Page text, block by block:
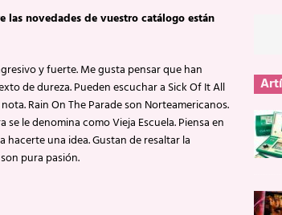
las novedades de vuestro catálogo están
y fuerte. Me gusta pensar que han
de dureza. Pueden escuchar a Sick Of It All
Rain On The Parade son Norteamericanos.
le denomina como Vieja Escuela. Piensa en
una idea. Gustan de resaltar la
pura pasión.